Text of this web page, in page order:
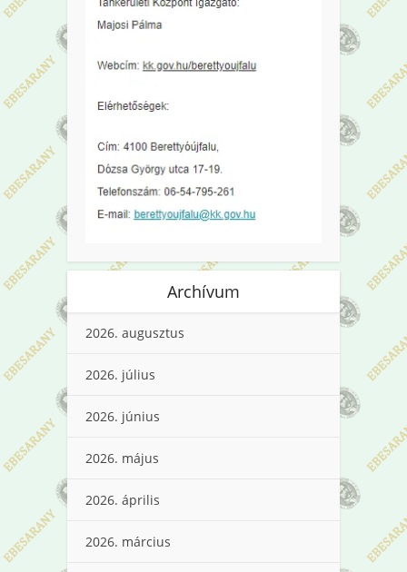
Archívum
2026. augusztus
2026. július
2026. június
2026. május
2026. április
2026. március